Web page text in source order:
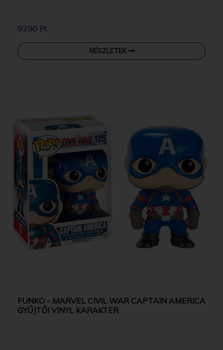
9290 Ft
RÉSZLETEK
FUNKO - MARVEL CIVIL WAR CAPTAIN AMERICA
GYŰJTŐI VINYL KARAKTER